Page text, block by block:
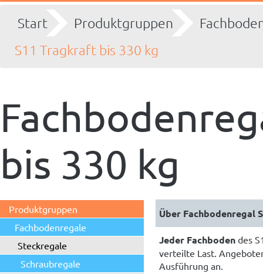
Start Produktgruppen
S11 Tragkraft bis 330 kg
bis 330 kg
Produktgruppen
Fachbodenregale
Steckregale
Schraubregale
Jeder Fachbodendes
verteilte Last.
Ausführung an.